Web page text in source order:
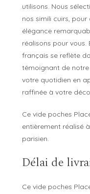
utilisons. Nous
nos simili cuirs,
élégance
réalisons pour
français se reflète
témoignant de
votre quotidien en
raffinée à votre
Ce vide poches
entièrement réalisé
parisien.
Délai de
Ce vide poches